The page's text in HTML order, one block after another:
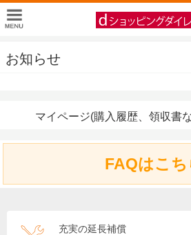
お知らせ
マイページ(購入履歴、領収書
FAQはこち
充実の延長補償